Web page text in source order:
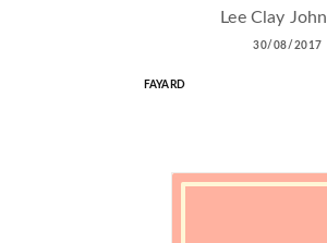
Lee Clay
30/08/2017
FAYARD